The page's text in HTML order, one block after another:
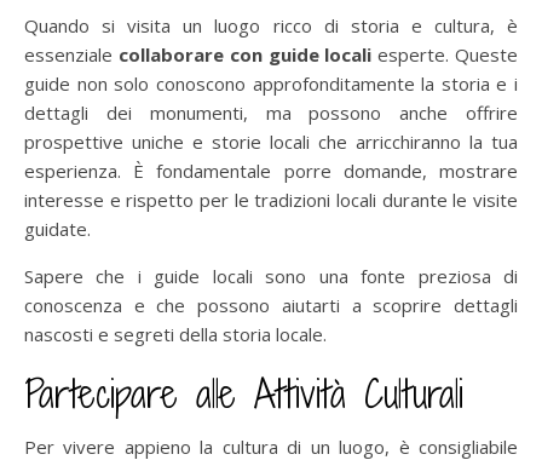
Quando si visita un luogo ricco di storia e cultura, è
essenziale collaborare con guide locali esperte. Queste
guide non solo conoscono approfonditamente la storia e i
dettagli dei monumenti, ma possono anche offrire
prospettive uniche e storie locali che arricchiranno la tua
esperienza. È fondamentale porre domande, mostrare
interesse e rispetto per le tradizioni locali durante le visite
guidate.
Sapere che i guide locali sono una fonte preziosa di
conoscenza e che possono aiutarti a scoprire dettagli
nascosti e segreti della storia locale.
Partecipare alle Attività Culturali
Per vivere appieno la cultura di un luogo, è consigliabile